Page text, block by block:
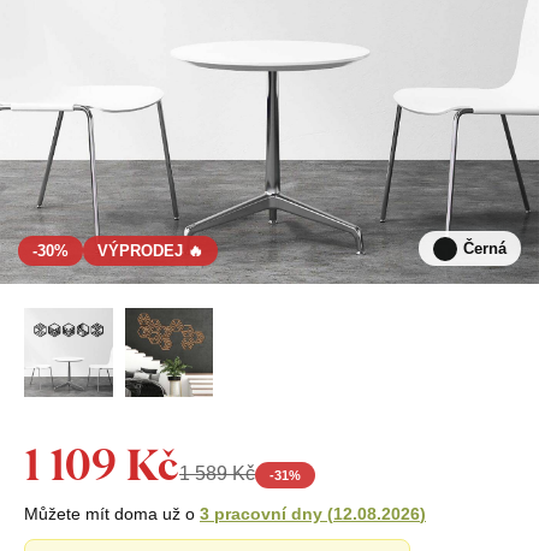
-30% VÝPRODEJ 🔥 Černá
1 109 Kč1 589 Kč -31%
Můžete mít doma už o 3 pracovní dny (12.08.2026)